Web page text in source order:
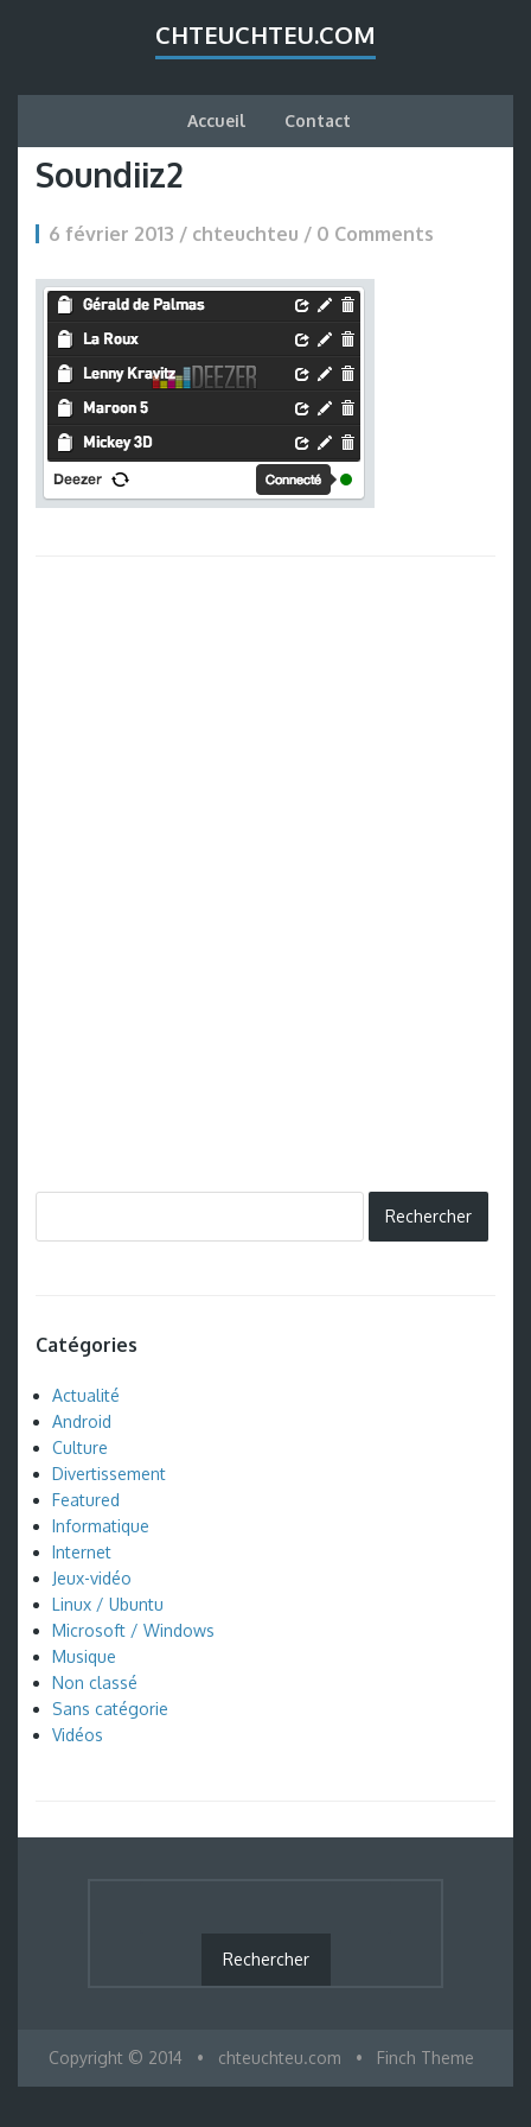
CHTEUCHTEU.COM
Accueil Contact
Soundiiz2
6 février 2013 / chteuchteu / 0 Comments
Catégories
Actualité
Android
Culture
Divertissement
Featured
Informatique
Internet
Jeux-vidéo
Linux / Ubuntu
Microsoft / Windows
Musique
Non classé
Sans catégorie
Vidéos
Copyright © 2014 • chteuchteu.com • Finch Theme